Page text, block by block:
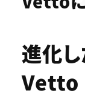
進化
Vetto